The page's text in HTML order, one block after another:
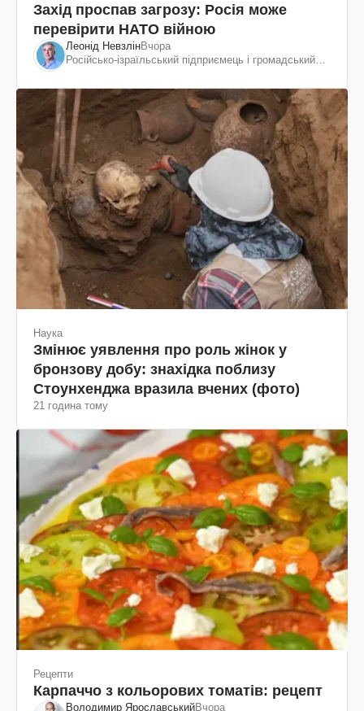
Захід проспав загрозу: Росія може
перевірити НАТО війною
Леонід НевзлінВчора
Російсько-ізраїльський підприємець і громадський
Наука
Змінює уявлення про роль жінок у
бронзову добу: знахідка поблизу
Стоунхенджа вразила вчених (фото)
21 година тому
Рецепти
Карпаччо з кольорових томатів: рецепт
Володимир ЯрославськийВчора